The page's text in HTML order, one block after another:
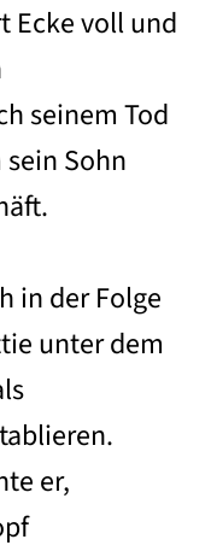
Ecke voll und
seinem Tod
Sohn
in der Folge
unter dem
er,